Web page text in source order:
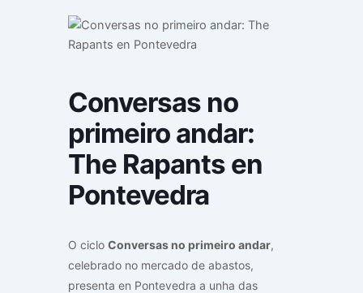
Conversas no
primeiro andar:
The Rapants en
Pontevedra
O ciclo Conversas no primeiro andar,
celebrado no mercado de abastos,
presenta en Pontevedra a unha das